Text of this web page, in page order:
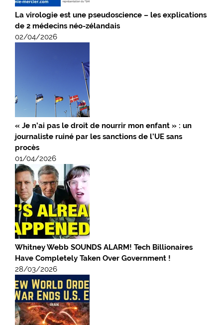
La virologie est une pseudoscience – les explications
de 2 médecins néo-zélandais
02/04/2026
« Je n’ai pas le droit de nourrir mon enfant » : un
journaliste ruiné par les sanctions de l’UE sans
procès
01/04/2026
Whitney Webb SOUNDS ALARM! Tech Billionaires
Have Completely Taken Over Government !
28/03/2026